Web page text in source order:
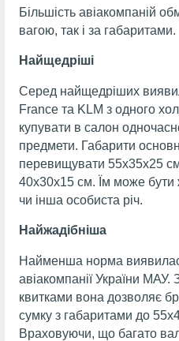
Більшість авіакомпаній
вагою, так і за габаритами.
Найщедріші
Серед найщедріших
France та KLM з одного
купувати в салон
предмети. Габарити
перевищувати 55х35х25
40х30х15 см. Їм може бути
чи інша особиста річ.
Найжадібніша
Найменша норма
авіакомпанії України
квитками вона дозволяє
сумку з габаритами до
Враховуючи, що багато